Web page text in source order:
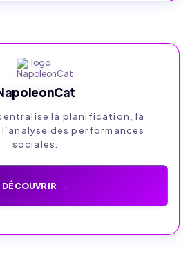
la planification, la
des performances
sociales.
DÉCOUVRIR →